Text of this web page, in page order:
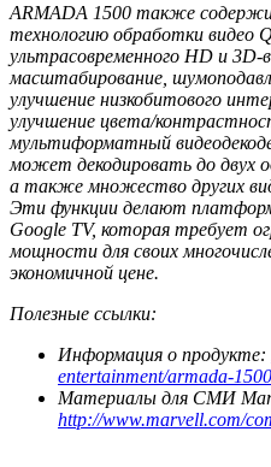
ARMADA 1500 также
технологию обработки видео
ультрасовременного HD и 3D-
масштабирование,
улучшение низкобитового
улучшение цвета/
мультиформатный
может декодировать до двух
а также множество других
Эти функции делают
Google TV, которая требует
мощности для своих
экономичной цене.
Полезные ссылки:
Информация о продукте:
entertainment/armada-
Материалы для СМИ
http://www.marvell.com/